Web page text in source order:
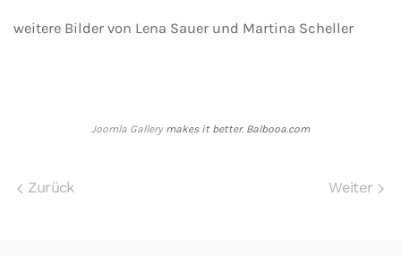
weitere Bilder von Lena Sauer und Martina Scheller
Joomla Gallerymakes it better. Balbooa.com
Zurück Weiter